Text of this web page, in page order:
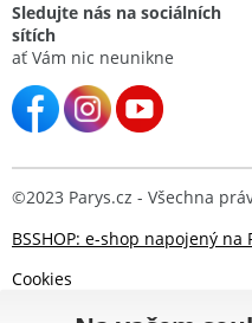
Sledujte nás na sociálních
sítích
ať Vám nic neunikne
©2023 Parys.cz - Všechna
BSSHOP: e-shop napojený na
Cookies